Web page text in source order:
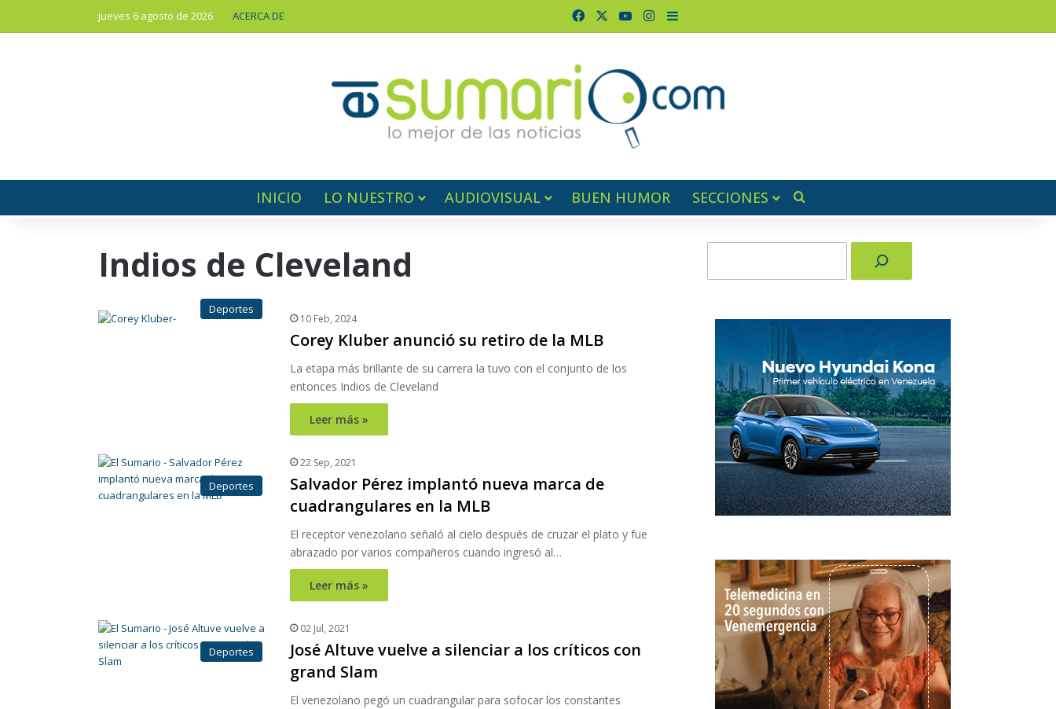
jueves 6 agosto de 2026 ACERCA DE FacebookYouTubeInstagram
Barra lateral
INICIO LO NUESTRO AUDIOVISUAL BUEN HUMOR SECCIONES
Indios de Cleveland
Deportes
10 Feb, 2024
Corey Kluber anunció su retiro de la MLB
La etapa más brillante de su carrera la tuvo con el conjunto de los
entonces Indios de Cleveland
Leer más »
Deportes
22 Sep, 2021
Salvador Pérez implantó nueva marca de
cuadrangulares en la MLB
El receptor venezolano señaló al cielo después de cruzar el plato y fue
abrazado por varios compañeros cuando ingresó al…
Leer más »
Deportes
02 Jul, 2021
José Altuve vuelve a silenciar a los críticos con
grand Slam
El venezolano pegó un cuadrangular para sofocar los constantes